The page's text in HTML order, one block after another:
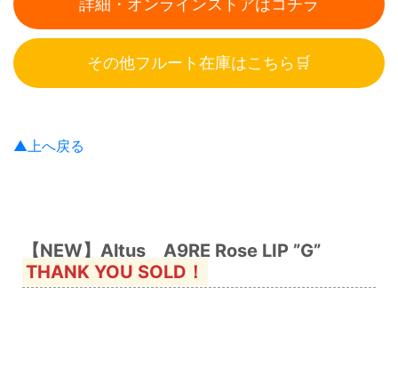
その他フルート在庫はこちら🛒
▲上へ戻る
【NEW】Altus A9RE Rose LIP ”G”
THANK YOU SOLD！